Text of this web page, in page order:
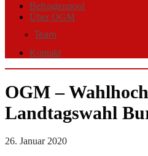
Befragtenpool
Über OGM
Team
Kontakt
OGM –
Landtagswahl
26. Januar 2020